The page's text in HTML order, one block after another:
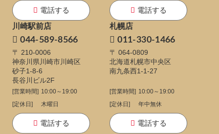
電話する
電話する
川崎駅前店
044-589-8566
〒 210-0006
神奈川県川崎市川崎区
砂子1-8-6
長谷川ビル2F
[営業時間] 10:00～19:00
[定休日]
木曜日
電話する
札幌店
011-330-1466
〒 064-0809
北海道札幌市中央区
南九条西1-1-27
[営業時間] 10:00～19:00
[定休日]
年中無休
電話する